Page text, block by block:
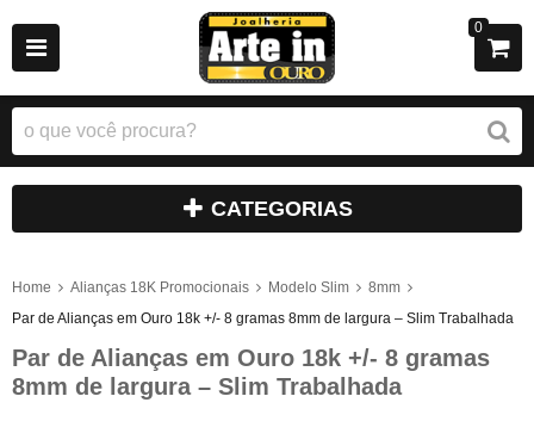
0
CATEGORIAS
Home Alianças 18K Promocionais Modelo Slim
8mm
Par de Alianças em Ouro 18k +/- 8 gramas 8mm de largura – Slim Trabalhada
Par de Alianças em Ouro 18k +/- 8 gramas
8mm de largura – Slim Trabalhada